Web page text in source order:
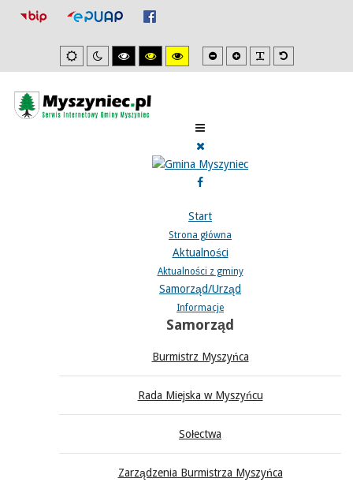
Ustawienia
domyslne
Tryb
nocny
Wysoki
kontrast
Wysoki
kontrast
Wysoki
kontrast
Mniejsza
czcionka
Zwiększona
czcionka
Domyślna
czcionka
Start
Strona główna
Aktualności
Aktualności z gminy
Samorząd/Urząd
Informacje
Samorząd
Burmistrz Myszyńca
Rada Miejska w Myszyńcu
Sołectwa
Zarządzenia Burmistrza Myszyńca